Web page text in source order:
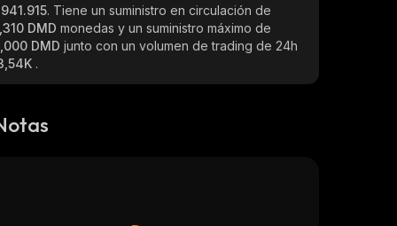
. Tiene un suministro en circulación de
DMD monedas y un suministro máximo de
DMD junto con un volumen de trading de 24h
.